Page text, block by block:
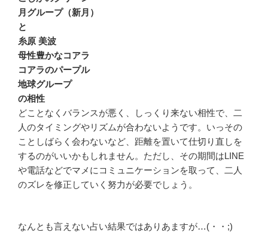
月グループ（新月）
と
糸原 美波
母性豊かなコアラ
コアラのパープル
地球グループ
の相性
どことなくバランスが悪く、しっくり来ない相性で、二
人のタイミングやリズムが合わないようです。いっその
ことしばらく会わないなど、距離を置いて仕切り直しを
するのがいいかもしれません。ただし、その期間はLINE
や電話などでマメにコミュニケーションを取って、二人
のズレを修正していく努力が必要でしょう。
なんとも言えない占い結果ではありあますが…(・・;)